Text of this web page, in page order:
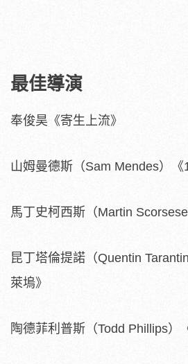
最佳導演
奉俊昊《寄生上流》
山姆曼德斯（Sam Mendes）《
馬丁史柯西斯（Martin
昆丁塔倫提諾（Quentin
萊塢》
陶德菲利普斯（Todd Phillips）